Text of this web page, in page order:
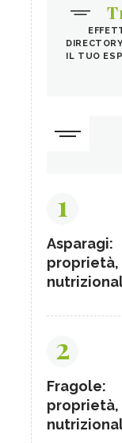
IL TUO
1
Asparagi:
proprietà,
2
Fragole:
proprietà,